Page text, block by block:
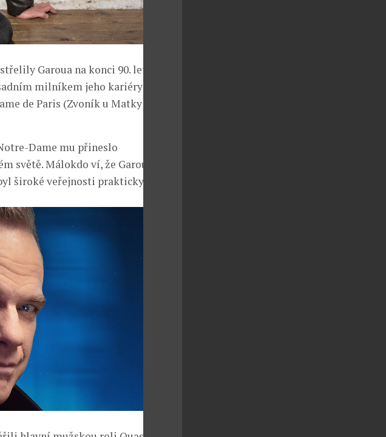
Garoua na konci 90. let mezi
milníkem jeho kariéry se stala
de Paris (Zvoník u Matky Boží),
Dame mu přineslo
světě. Málokdo ví, že Garou v době
široké veřejnosti prakticky známý.